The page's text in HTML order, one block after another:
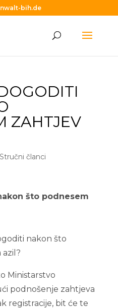
bih.de
ZAHTJEV
Stručni članci
što podnesem
nakon što
Ministarstvo
podnošenje zahtjeva
registracije, bit će te